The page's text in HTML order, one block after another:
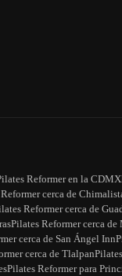
Reformer en la CDMX
cerca de
Reformer cerca de
Pilates Reformer cerca
cerca de San Ángel Inn
cerca de Tlalpan
Pilates Reformer para